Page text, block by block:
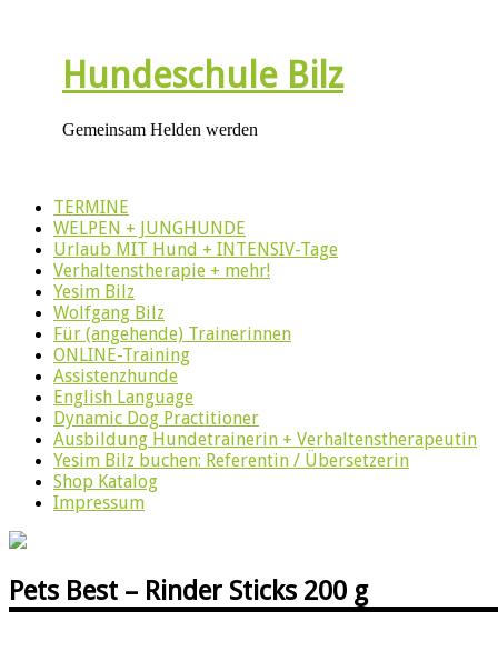
Hundeschule Bilz
Gemeinsam Helden werden
TERMINE
WELPEN + JUNGHUNDE
Urlaub MIT Hund + INTENSIV-Tage
Verhaltenstherapie + mehr!
Yesim Bilz
Wolfgang Bilz
Für (angehende) Trainerinnen
ONLINE-Training
Assistenzhunde
English Language
Dynamic Dog Practitioner
Ausbildung Hundetrainerin + Verhaltenstherapeutin
Yesim Bilz buchen: Referentin / Übersetzerin
Shop Katalog
Impressum
Pets Best – Rinder Sticks 200 g